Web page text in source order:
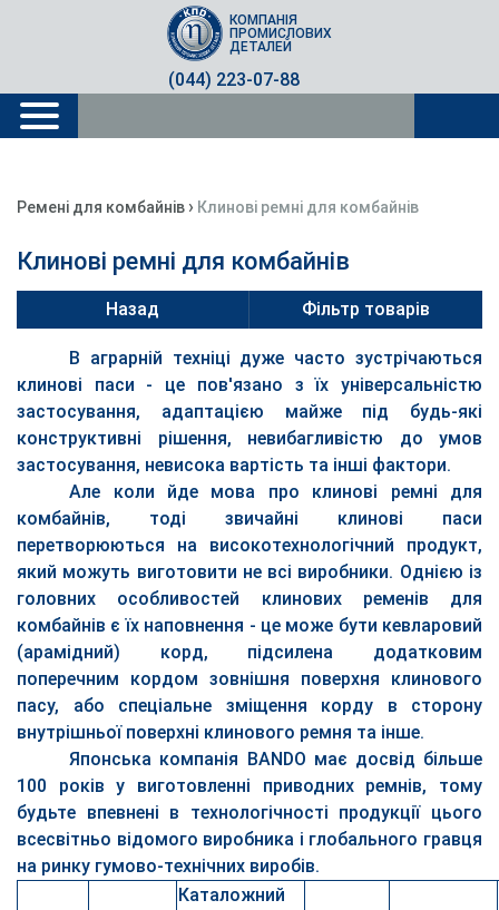
(044) 223-07-88
КОМПАНІЯ
ПРОМИСЛОВИХ
ДЕТАЛЕЙ
Ремені для комбайнів › Клинові ремні для комбайнів
Клинові ремні для комбайнів
Назад Фільтр товарів
В аграрній техніці дуже часто зустрічаються
клинові паси - це пов'язано з їх універсальністю
застосування, адаптацією майже під будь-які
конструктивні рішення, невибагливістю до умов
застосування, невисока вартість та інші фактори.
Але коли йде мова про клинові ремні для
комбайнів, тоді звичайні клинові паси
перетворюються на високотехнологічний продукт,
який можуть виготовити не всі виробники. Однією із
головних особливостей клинових ременів для
комбайнів є їх наповнення - це може бути кевларовий
(арамідний) корд, підсилена додатковим
поперечним кордом зовнішня поверхня клинового
пасу, або спеціальне зміщення корду в сторону
внутрішньої поверхні клинового ремня та інше.
Японська компанія BANDO має досвід більше
100 років у виготовленні приводних ремнів, тому
будьте впевнені в технологічності продукції цього
всесвітньо відомого виробника і глобального гравця
на ринку гумово-технічних виробів.
Каталожний